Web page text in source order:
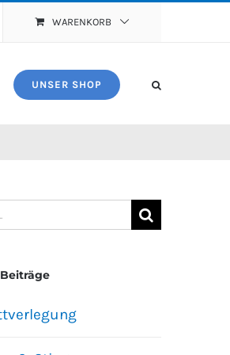
WARENKORB
UNSER SHOP